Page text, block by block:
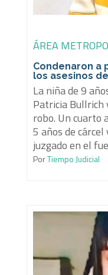
ÁREA
Condenaron a
los asesinos
La niña de 9
Patricia Bullrich
robo. Un cuarto
5 años de
juzgado en el
PorTiempo Judicial